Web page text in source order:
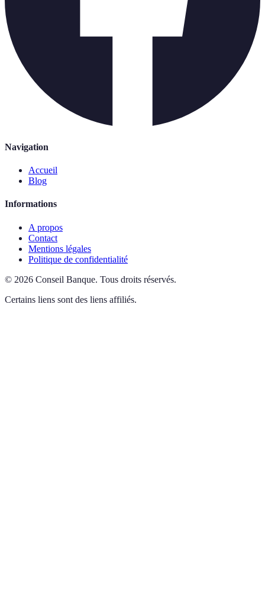
Navigation
Accueil
Blog
Informations
A propos
Contact
Mentions légales
Politique de confidentialité
© 2026 Conseil Banque. Tous droits réservés.
Certains liens sont des liens affiliés.